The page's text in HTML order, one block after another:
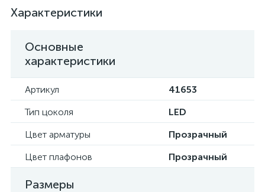
Характеристики
Основные
характеристики
Артикул
41653
Тип цоколя
LED
Цвет арматуры
Прозрачный
Цвет плафонов
Прозрачный
Размеры